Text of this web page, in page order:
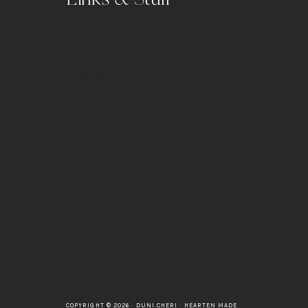
COPYRIGHT © 2026 · DUNI.CHERI · HEARTEN MADE